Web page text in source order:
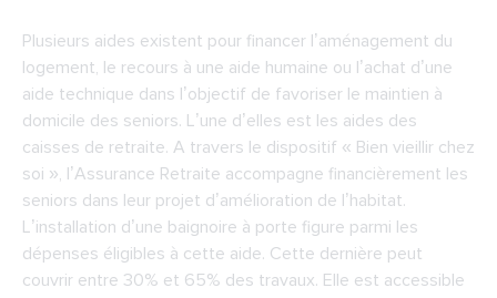
Plusieurs aides existent pour financer l’aménagement du
logement, le recours à une aide humaine ou l’achat d’une
aide technique dans l’objectif de favoriser le maintien à
domicile des seniors. L’une d’elles est les aides des
caisses de retraite. A travers le dispositif « Bien vieillir chez
soi », l’Assurance Retraite accompagne financièrement les
seniors dans leur projet d’amélioration de l’habitat.
L’installation d’une baignoire à porte figure parmi les
dépenses éligibles à cette aide. Cette dernière peut
couvrir entre 30% et 65% des travaux. Elle est accessible